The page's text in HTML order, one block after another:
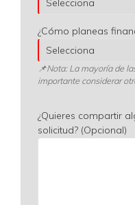
¿Cómo planeas
📌Nota: La mayoría de
importante considerar
¿Quieres compartir
solicitud? (Opcional)